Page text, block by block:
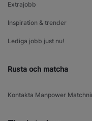
Extrajobb
Inspiration & trender
Lediga jobb just nu!
Rusta och matcha
Kontakta Manpower